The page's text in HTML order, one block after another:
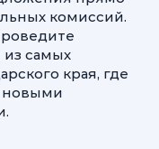
комиссий.
самых
края, где
новыми